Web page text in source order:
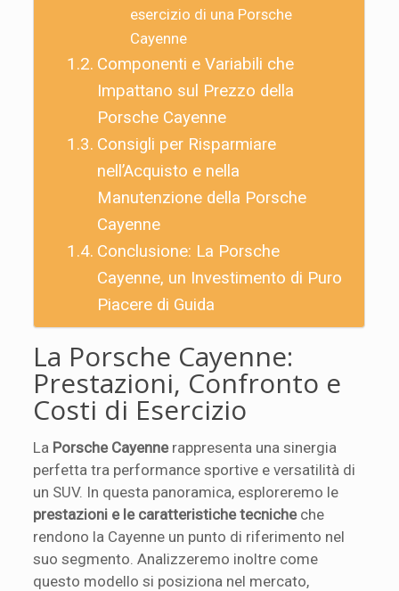
esercizio di una Porsche
Cayenne
Componenti e Variabili che
Impattano sul Prezzo della
Porsche Cayenne
Consigli per Risparmiare
nell’Acquisto e nella
Manutenzione della Porsche
Cayenne
Conclusione: La Porsche
Cayenne, un Investimento di Puro
Piacere di Guida
La Porsche Cayenne:
Prestazioni, Confronto e
Costi di Esercizio
La Porsche Cayennerappresenta una sinergia
perfetta tra performance sportive e versatilità di
un SUV. In questa panoramica, esploreremo le
prestazioni e le caratteristiche tecnicheche
rendono la Cayenne un punto di riferimento nel
suo segmento. Analizzeremo inoltre come
questo modello si posiziona nel mercato,